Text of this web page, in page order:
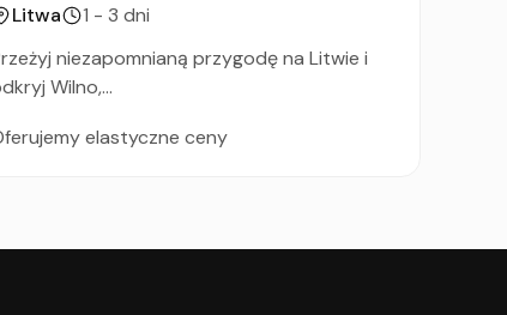
Litwa
1 - 3 dni
niezapomnianą przygodę na Litwie i
Wilno,...
elastyczne ceny